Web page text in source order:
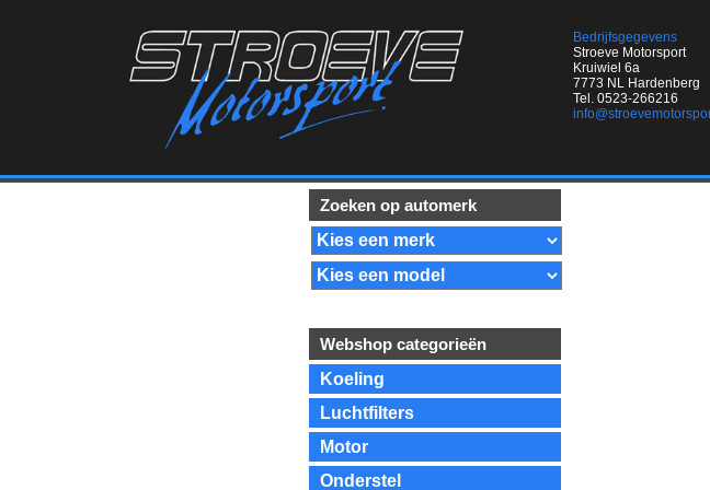
Bedrijfsgegevens
Stroeve Motorsport
Kruiwiel 6a
7773 NL Hardenberg
Tel. 0523-266216
Zoeken op automerk
Webshop categorieën
Koeling
Luchtfilters
Motor
Onderstel